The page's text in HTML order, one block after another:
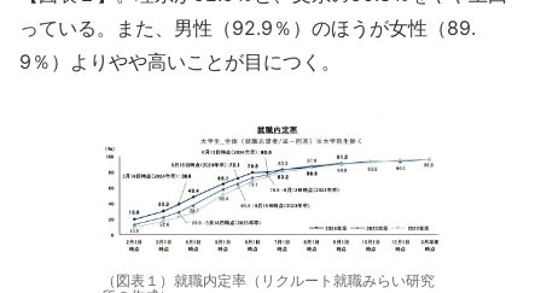
っている。また、男性（92.9％）のほうが女性（89.
9％）よりやや高いことが目につく。
（図表１）就職内定率（リクルート就職みらい研究